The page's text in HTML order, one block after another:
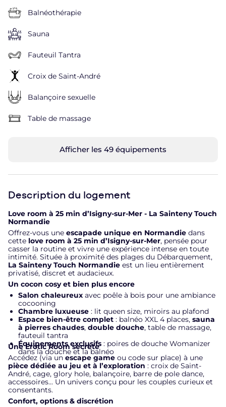
Balnéothérapie
Sauna
Fauteuil Tantra
Croix de Saint-André
Balançoire sexuelle
Table de massage
Afficher les 49 équipements
Description du logement
Love room à 25 min d’Isigny-sur-Mer - La Sainteny Touch
Normandie
Offrez-vous une escapade unique en Normandie dans
cette love room à 25 min d’Isigny-sur-Mer, pensée pour
casser la routine et vivre une expérience intense en toute
intimité. Située à proximité des plages du Débarquement,
La Sainteny Touch Normandie est un lieu entièrement
privatisé, discret et audacieux.
Un cocon cosy et bien plus encore
Salon chaleureux avec poêle à bois pour une ambiance
cocooning
Chambre luxueuse : lit queen size, miroirs au plafond
Espace bien-être complet : balnéo XXL 4 places, sauna
à pierres chaudes, double douche, table de massage,
fauteuil tantra
Équipements exclusifs : poires de douche Womanizer
dans la douche et la balnéo
Une Erotic Room secrète
Accédez (via un escape game ou code sur place) à une
pièce dédiée au jeu et à l’exploration : croix de Saint-
André, cage, glory hole, balançoire, barre de pole dance,
accessoires... Un univers conçu pour les couples curieux et
consentants.
Confort, options & discrétion